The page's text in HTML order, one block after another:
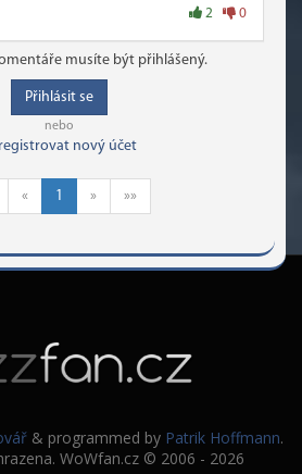
2 0
musíte být přihlášený.
Přihlásit se
nebo
nový účet
« 1 » »»
& programmed by Patrik Hoffmann.
WoWfan.cz © 2006 - 2026